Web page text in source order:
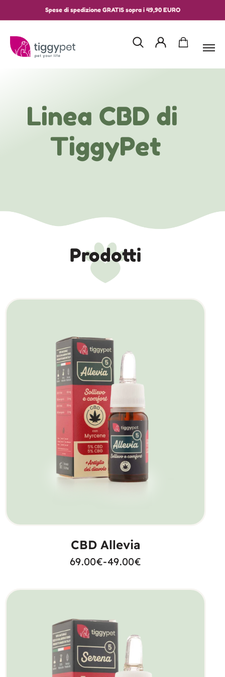
Spese di spedizione GRATIS sopra i 49,90 EURO
Linea CBD di
TiggyPet
Prodotti
CBD Allevia
49.00€
-
69.00€